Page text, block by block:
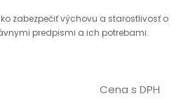
zabezpečiť výchovu a starostlivosť o
predpismi a ich potrebami.
Cena s DPH